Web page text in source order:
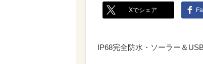
Xでシェア
IP68完全防水・ソーラー＆